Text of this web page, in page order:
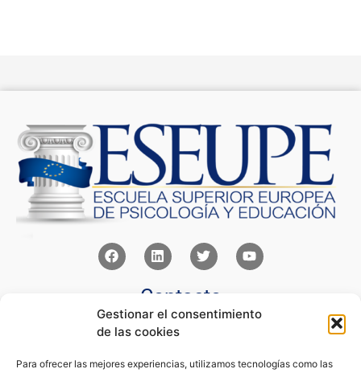
Gestionar el consentimiento
de las cookies
Para ofrecer las mejores experiencias, utilizamos tecnologías como las
Contacto
Av Juan XXIII 15b Pozuelo de Alarcón – Madrid
+34 91 352 77 28